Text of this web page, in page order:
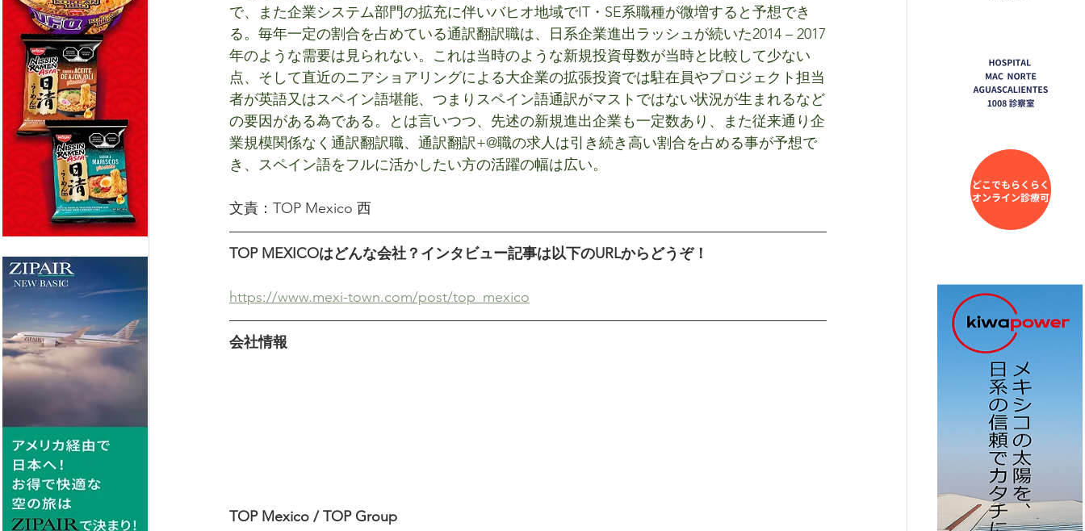
で、また企業システム部門の拡充に伴いバヒオ地域でIT・SE系職種が微増すると予想でき
る。毎年一定の割合を占めている通訳翻訳職は、日系企業進出ラッシュが続いた2014 – 2017
年のような需要は見られない。これは当時のような新規投資母数が当時と比較して少ない
点、そして直近のニアショアリングによる大企業の拡張投資では駐在員やプロジェクト担当
者が英語又はスペイン語堪能、つまりスペイン語通訳がマストではない状況が生まれるなど
の要因がある為である。とは言いつつ、先述の新規進出企業も一定数あり、また従来通り企
業規模関係なく通訳翻訳職、通訳翻訳+@職の求人は引き続き高い割合を占める事が予想で
き、スペイン語をフルに活かしたい方の活躍の幅は広い。
文責：TOP Mexico 西
TOP MEXICOはどんな会社？インタビュー記事は以下のURLからどうぞ！
https://www.mexi-town.com/post/top_mexico
会社情報
TOP Mexico / TOP Group